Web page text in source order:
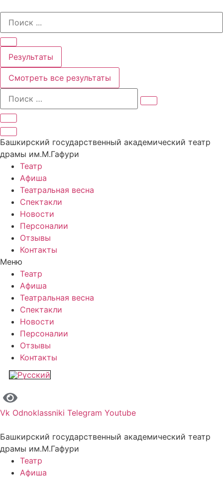
содержимому
Search
Результаты
Смотреть все результаты
Башкирский государственный академический театр
драмы им.М.Гафури
Театр
Афиша
Театральная весна
Спектакли
Новости
Персоналии
Отзывы
Контакты
Меню
Театр
Афиша
Театральная весна
Спектакли
Новости
Персоналии
Отзывы
Контакты
Vk Odnoklassniki Telegram Youtube
Башкирский государственный академический театр
драмы им.М.Гафури
Театр
Афиша